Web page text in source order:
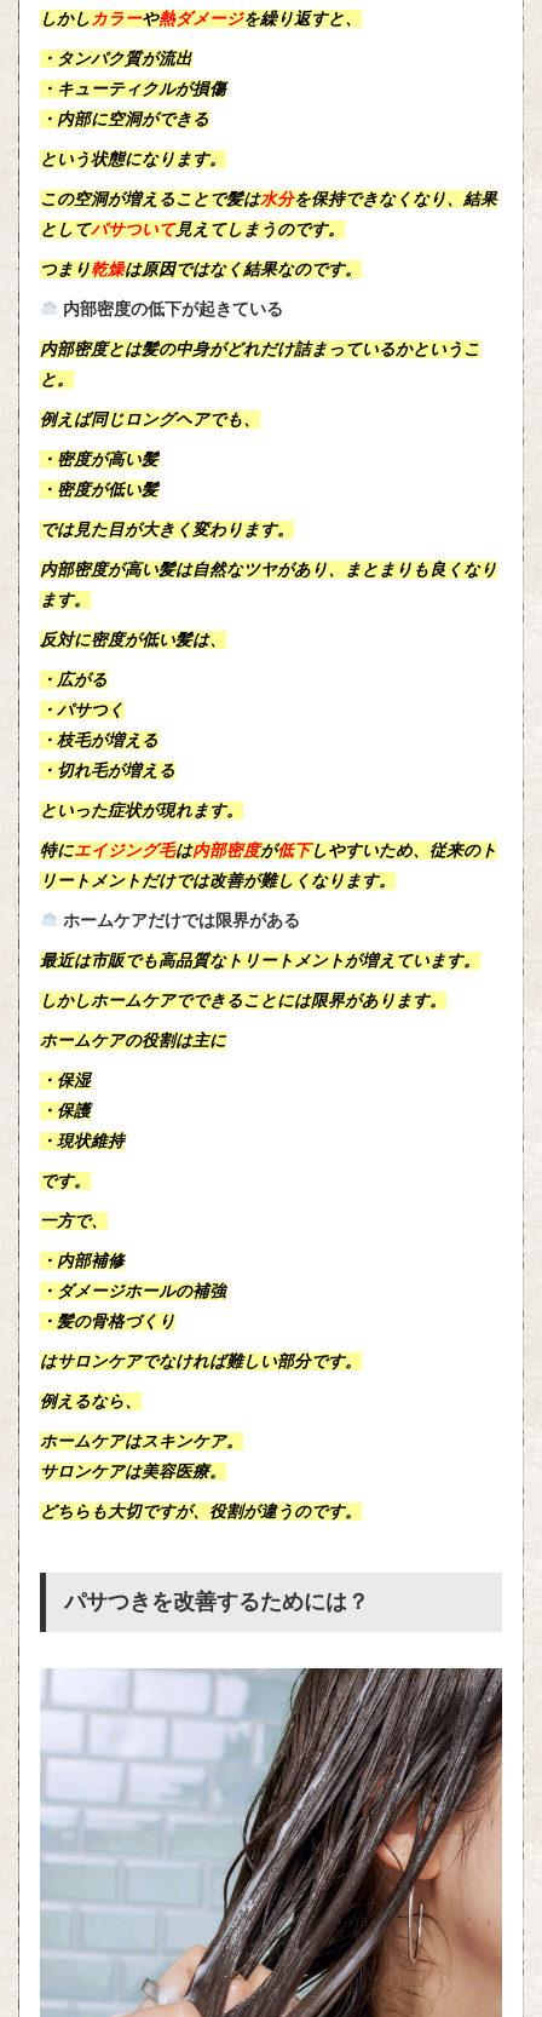
しかしカラーや熱ダメージを繰り返すと、
・タンパク質が流出
・キューティクルが損傷
・内部に空洞ができる
という状態になります。
この空洞が増えることで髪は水分を保持できなくなり、結果
としてパサついて見えてしまうのです。
つまり乾燥は原因ではなく結果なのです。
内部密度の低下が起きている
内部密度とは髪の中身がどれだけ詰まっているかというこ
と。
例えば同じロングヘアでも、
・密度が高い髪
・密度が低い髪
では見た目が大きく変わります。
内部密度が高い髪は自然なツヤがあり、まとまりも良くなり
ます。
反対に密度が低い髪は、
・広がる
・パサつく
・枝毛が増える
・切れ毛が増える
といった症状が現れます。
特にエイジング毛は内部密度が低下しやすいため、従来のト
リートメントだけでは改善が難しくなります。
ホームケアだけでは限界がある
最近は市販でも高品質なトリートメント が増えています。
しかしホームケアでできることには限界があります。
ホームケアの役割は主に
・保湿
・保護
・現状維持
です。
一方で、
・内部補修
・ダメージホールの補強
・髪の骨格づくり
はサロンケアでなければ難しい部分です。
例えるなら、
ホームケアはスキンケア。
サロンケアは美容医療。
どちらも大切ですが、役割が違うのです。
パサつきを改善するためには？